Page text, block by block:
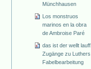
Münchhausen
Los monstruos
marinos en la obra
de Ambroise Paré
das ist der wellt lauff.
Zugänge zu Luthers
Fabelbearbeitung